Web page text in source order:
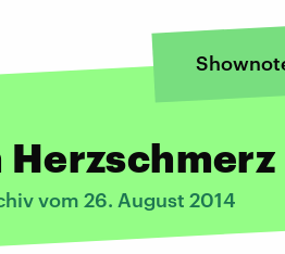
vom 26. August 2014